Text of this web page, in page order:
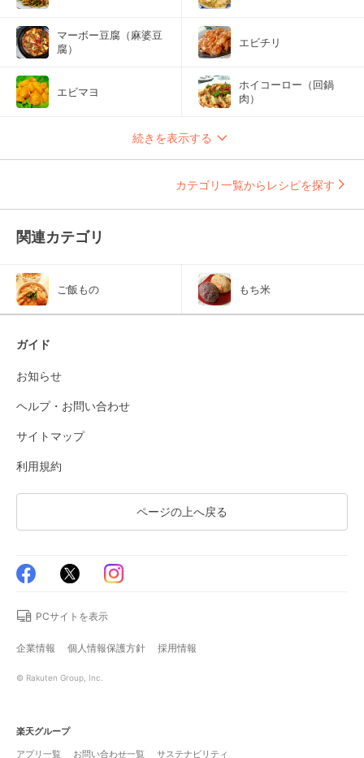
マーボー豆腐（麻婆豆
腐）
エビチリ
エビマヨ
ホイコーロー（回鍋
肉）
続きを表示する
カテゴリ一覧からレシピを探す
関連カテゴリ
ご飯もの もち米
ガイド
お知らせ
ヘルプ・お問い合わせ
サイトマップ
利用規約
ページの上へ戻る
PCサイトを表示
企業情報 個人情報保護方針 採用情報
© Rakuten Group, Inc.
楽天グループ
アプリ一覧
お問い合わせ一覧 サステナビリティ